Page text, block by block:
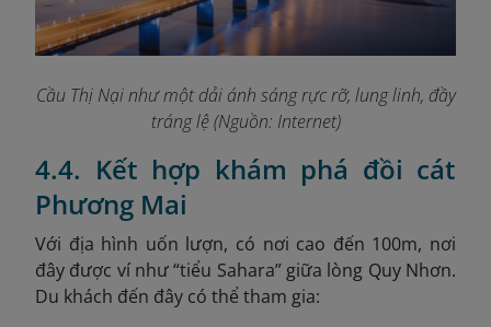
Cầu Thị Nại như một dải ánh sáng rực rỡ, lung linh, đầy
tráng lệ (Nguồn: Internet)
4.4. Kết hợp khám phá đồi cát
Phương Mai
Với địa hình uốn lượn, có nơi cao đến 100m, nơi
đây được ví như “tiểu Sahara” giữa lòng Quy Nhơn.
Du khách đến đây có thể tham gia: